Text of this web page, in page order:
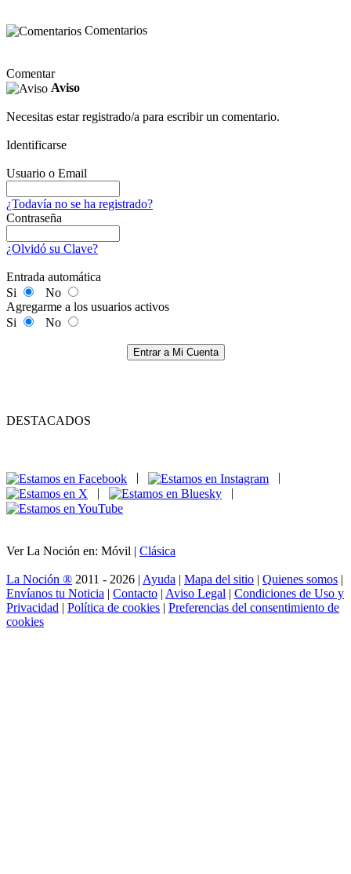
Comentarios
Comentar
Aviso
Necesitas estar registrado/a para escribir un comentario.
Identificarse
Usuario o Email
¿Todavía no se ha registrado?
Contraseña
¿Olvidó su Clave?
Entrada automática
Si
No
Agregarme a los usuarios activos
Si
No
Entrar a Mi Cuenta
DESTACADOS
|
|
Ver La Noción en: Móvil | Clásica
La Noción ® 2011 - 2026 | Ayuda | Mapa del sitio | Quienes somos |
Envíanos tu Noticia | Contacto | Aviso Legal | Condiciones de Uso y
Privacidad | Política de cookies | Preferencias del consentimiento de
cookies